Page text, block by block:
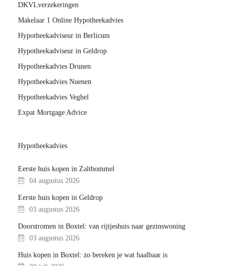
DKVLverzekeringen
Makelaar 1 Online Hypotheekadvies
Hypotheekadviseur in Berlicum
Hypotheekadviseur in Geldrop
Hypotheekadvies Drunen
Hypotheekadvies Nuenen
Hypotheekadvies Veghel
Expat Mortgage Advice
Hypotheekadvies
Eerste huis kopen in Zaltbommel
04 augustus 2026
Eerste huis kopen in Geldrop
03 augustus 2026
Doorstromen in Boxtel: van rijtjeshuis naar gezinswoning
03 augustus 2026
Huis kopen in Boxtel: zo bereken je wat haalbaar is